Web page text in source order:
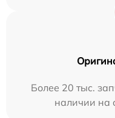
Более 20 тыс.
наличии на